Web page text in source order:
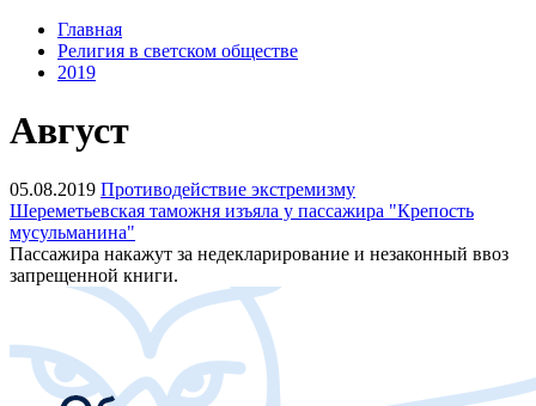
Главная
Религия в светском обществе
2019
Август
05.08.2019 Противодействие экстремизму
Шереметьевская таможня изъяла у пассажира "Крепость
мусульманина"
Пассажира накажут за недекларирование и незаконный ввоз
запрещенной книги.